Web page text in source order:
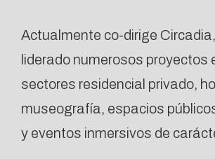
Actualmente co-dirige
liderado numerosos proyectos
sectores residencial privado,
museografía, espacios
y eventos inmersivos de